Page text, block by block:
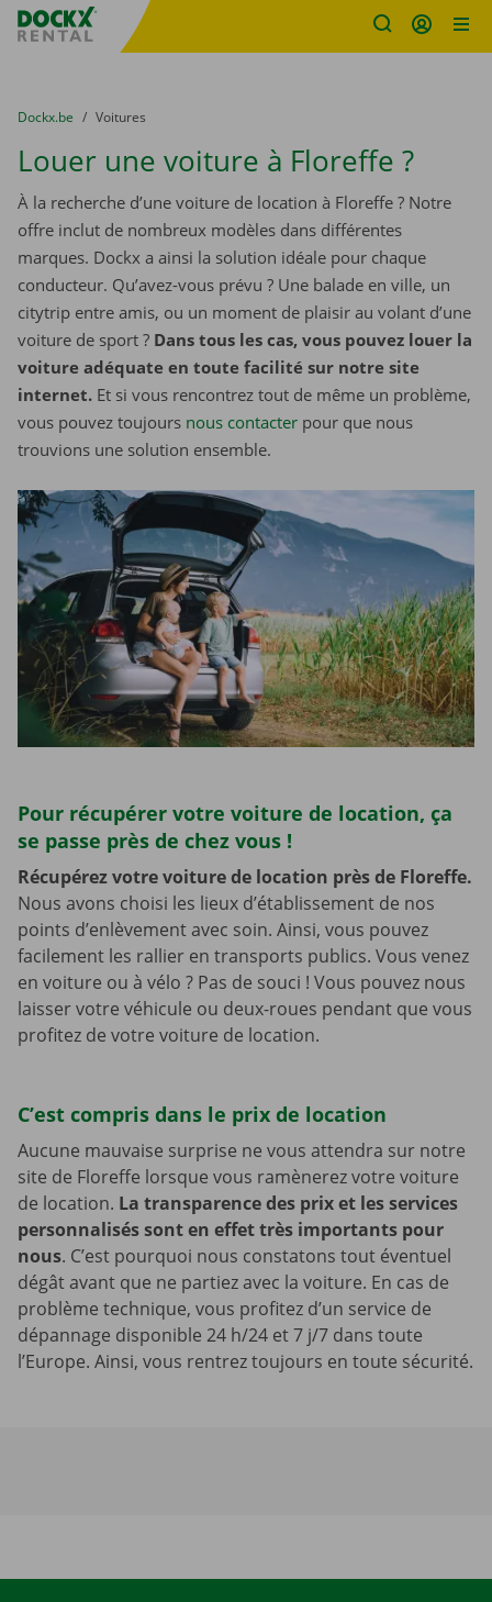
sitename
You are here:
du
Dockx.be to
Voitures
Louer une voiture à Floreffe ?
À la recherche d’une voiture de location à Floreffe ? Notre
offre inclut de nombreux modèles dans différentes
marques. Dockx a ainsi la solution idéale pour chaque
conducteur. Qu’avez-vous prévu ? Une balade en ville, un
citytrip entre amis, ou un moment de plaisir au volant d’une
voiture de sport ? Dans tous les cas, vous pouvez louer la
voiture adéquate en toute facilité sur notre site
internet. Et si vous rencontrez tout de même un problème,
vous pouvez toujours nous contacter pour que nous
trouvions une solution ensemble.
Pour récupérer votre voiture de location, ça
se passe près de chez vous !
Récupérez votre voiture de location près de Floreffe.
Nous avons choisi les lieux d’établissement de nos
points d’enlèvement avec soin. Ainsi, vous pouvez
facilement les rallier en transports publics. Vous venez
en voiture ou à vélo ? Pas de souci ! Vous pouvez nous
laisser votre véhicule ou deux-roues pendant que vous
profitez de votre voiture de location.
C’est compris dans le prix de location
Aucune mauvaise surprise ne vous attendra sur notre
site de Floreffe lorsque vous ramènerez votre voiture
de location. La transparence des prix et les services
personnalisés sont en effet très importants pour
nous. C’est pourquoi nous constatons tout éventuel
dégât avant que ne partiez avec la voiture. En cas de
problème technique, vous profitez d’un service de
dépannage disponible 24 h/24 et 7 j/7 dans toute
l’Europe. Ainsi, vous rentrez toujours en toute sécurité.